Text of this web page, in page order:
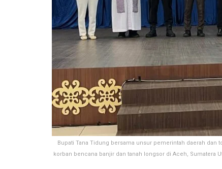
Bupati Tana Tidung bersama unsur pemerintah daerah dan
korban bencana banjir dan tanah longsor di Aceh, Sumatera